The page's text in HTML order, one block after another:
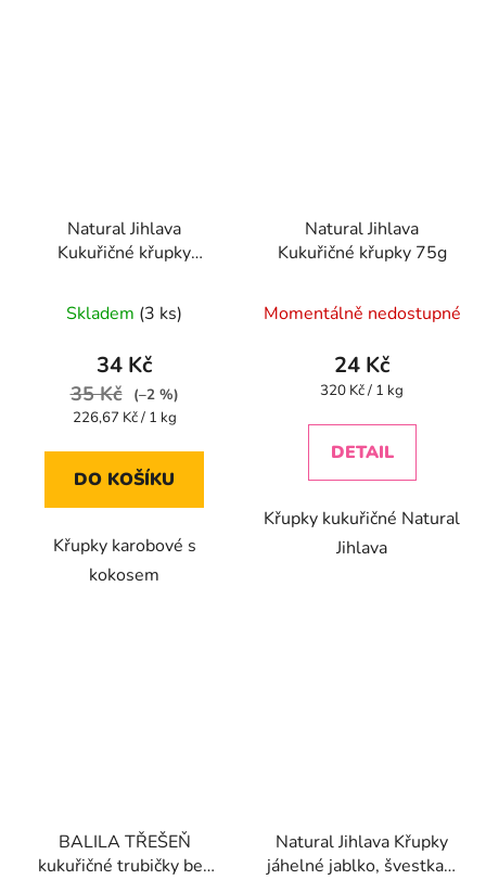
Natural Jihlava
Kukuřičné křupky
140 g
hodnocení
produktu
je
5,0
5
Skladem (3 ks)
34 Kč
35 Kč
(–2 %)
Měrná
226,67 Kč / 1 kg
DO KOŠÍKU
Křupky karobové s
kokosem
Natural Jihlava
Kukuřičné křupky 75g
hodnocení
produktu
je
z
Momentálně nedostupné
24 Kč
Měrná
320 Kč / 1 kg
DETAIL
Křupky kukuřičné Natural
Jihlava
BALILA TŘEŠEŇ
kukuřičné trubičky bez
Natural Jihlava Křupky
jáhelné jablko, švestka a